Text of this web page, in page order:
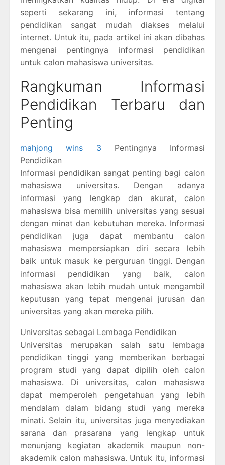
seperti sekarang ini, informasi tentang
pendidikan sangat mudah diakses melalui
internet. Untuk itu, pada artikel ini akan dibahas
mengenai pentingnya informasi pendidikan
untuk calon mahasiswa universitas.
Rangkuman Informasi
Pendidikan Terbaru dan
Penting
mahjong wins 3 Pentingnya Informasi
Pendidikan
Informasi pendidikan sangat penting bagi calon
mahasiswa universitas. Dengan adanya
informasi yang lengkap dan akurat, calon
mahasiswa bisa memilih universitas yang sesuai
dengan minat dan kebutuhan mereka. Informasi
pendidikan juga dapat membantu calon
mahasiswa mempersiapkan diri secara lebih
baik untuk masuk ke perguruan tinggi. Dengan
informasi pendidikan yang baik, calon
mahasiswa akan lebih mudah untuk mengambil
keputusan yang tepat mengenai jurusan dan
universitas yang akan mereka pilih.
Universitas sebagai Lembaga Pendidikan
Universitas merupakan salah satu lembaga
pendidikan tinggi yang memberikan berbagai
program studi yang dapat dipilih oleh calon
mahasiswa. Di universitas, calon mahasiswa
dapat memperoleh pengetahuan yang lebih
mendalam dalam bidang studi yang mereka
minati. Selain itu, universitas juga menyediakan
sarana dan prasarana yang lengkap untuk
menunjang kegiatan akademik maupun non-
akademik calon mahasiswa. Untuk itu, informasi